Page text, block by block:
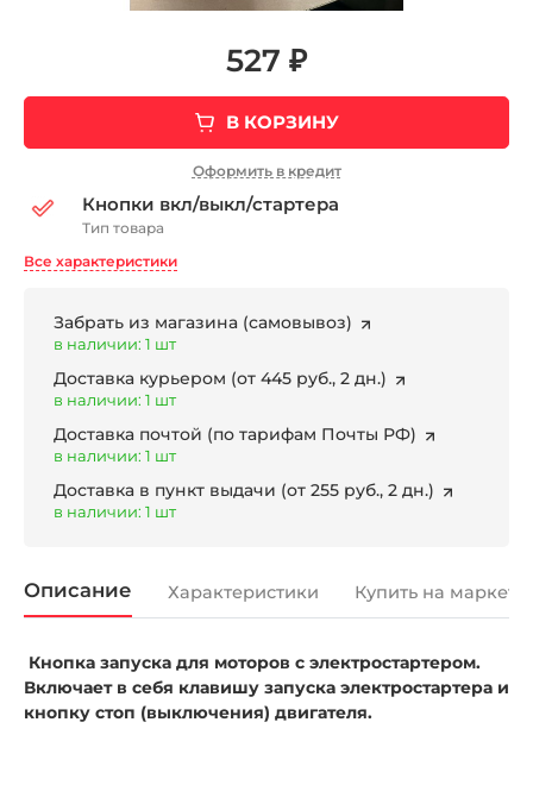
527 ₽
В КОРЗИНУ
Оформить в кредит
Кнопки вкл/выкл/стартера
Тип товара
Все характеристики
Забрать из магазина (самовывоз)
в наличии: 1 шт
Доставка курьером (от 445 руб., 2 дн.)
в наличии: 1 шт
Доставка почтой (по тарифам Почты РФ)
в наличии: 1 шт
Доставка в пункт выдачи (от 255 руб., 2 дн.)
в наличии: 1 шт
Описание Характеристики Купить на
Кнопка запуска для моторов с электростартером.
Включает в себя клавишу запуска электростартера и
кнопку стоп (выключения) двигателя.